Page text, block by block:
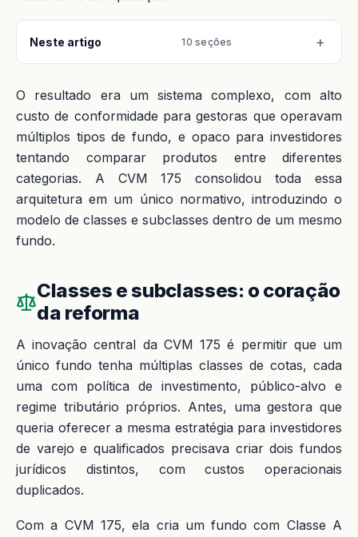
Neste artigo 10 seções
O resultado era um sistema complexo, com alto
custo de conformidade para gestoras que operavam
múltiplos tipos de fundo, e opaco para investidores
tentando comparar produtos entre diferentes
categorias. A CVM 175 consolidou toda essa
arquitetura em um único normativo, introduzindo o
modelo de classes e subclasses dentro de um mesmo
fundo.
Classes e subclasses: o coração
da reforma
A inovação central da CVM 175 é permitir que um
único fundo tenha múltiplas classes de cotas, cada
uma com política de investimento, público-alvo e
regime tributário próprios. Antes, uma gestora que
queria oferecer a mesma estratégia para investidores
de varejo e qualificados precisava criar dois fundos
jurídicos distintos, com custos operacionais
duplicados.
Com a CVM 175, ela cria um fundo com Classe A